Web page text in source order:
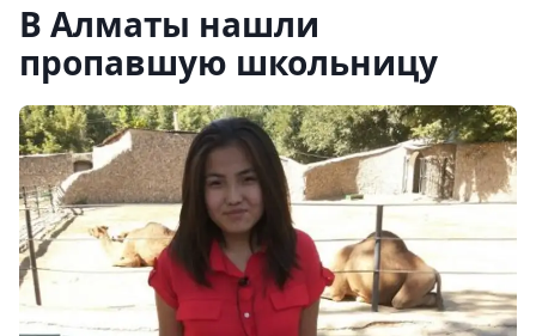
В Алматы нашли
пропавшую школьницу